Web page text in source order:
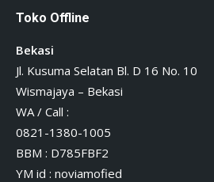
Toko Offline
Bekasi
Jl. Kusuma Selatan Bl. D 16 No. 10
Wismajaya – Bekasi
WA / Call :
0821-1380-1005
BBM : D785FBF2
YM id : noviamofied